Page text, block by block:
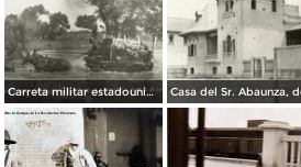
Carreta militar estadounidense, cruzando el Río Santa Clara